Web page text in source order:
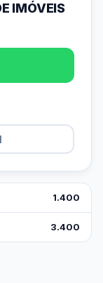
IMÓVEIS
1.400
3.400